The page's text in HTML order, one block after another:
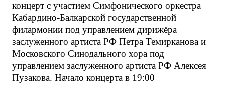
концерт с участием Симфонического оркестра
Кабардино-Балкарской государственной
филармонии под управлением дирижёра
заслуженного артиста РФ Петра Темирканова и
Московского Синодального хора под
управлением заслуженного артиста РФ Алексея
Пузакова. Начало концерта в 19:00